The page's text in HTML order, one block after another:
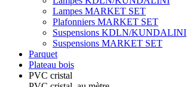
Lampes MARKET SET
Plafonniers MARKET SET
Suspensions KDLN/KUNDALINI
Suspensions MARKET SET
Parquet
Plateau bois
PVC cristal